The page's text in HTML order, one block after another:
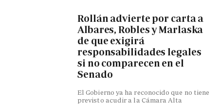
Rollán advierte por carta a
Albares, Robles y Marlaska
de que exigirá
responsabilidades legales
si no comparecen en el
Senado
El Gobierno ya ha reconocido que no tiene
previsto acudir a la Cámara Alta